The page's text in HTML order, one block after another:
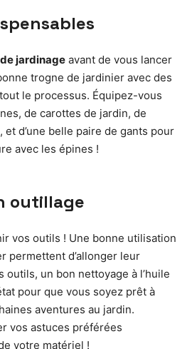
jardinage avant de vous lancer
trogne de jardinier avec des
le processus. Équipez-vous
de carottes de jardin, de
d’une belle paire de gants pour
avec les épines !
outillage
vos outils ! Une bonne utilisation
permettent d’allonger leur
outils, un bon nettoyage à l’huile
pour que vous soyez prêt à
aventures au jardin.
vos astuces préférées
votre matériel !